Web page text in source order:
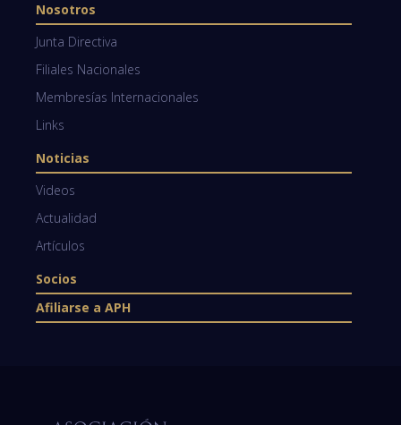
Nosotros
Junta Directiva
Filiales Nacionales
Membresías Internacionales
Links
Noticias
Videos
Actualidad
Artículos
Socios
Afiliarse a APH